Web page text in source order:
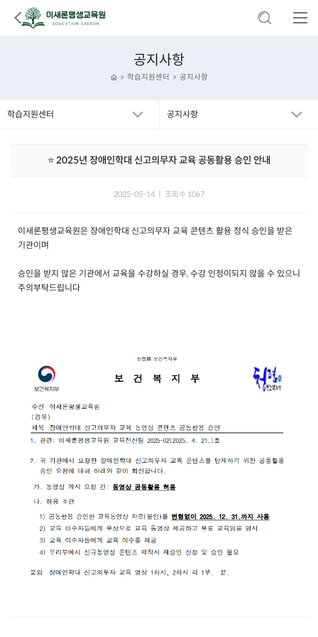
공지사항
학습지원센터 공지사항
학습지원센터 공지사항
⭐ 2025년 장애인학대 신고의무자 교육 공동활용 승인 안내
2025-05-14 ㅣ 조회수 1067
이새론평생교육원은 장애인학대 신고의무자 교육 콘텐츠 활용 정식 승인을 받은
기관이며
승인을 받지 않은 기관에서 교육을 수강하실 경우, 수강 인정이되지 않을 수 있으니
주의부탁드립니다